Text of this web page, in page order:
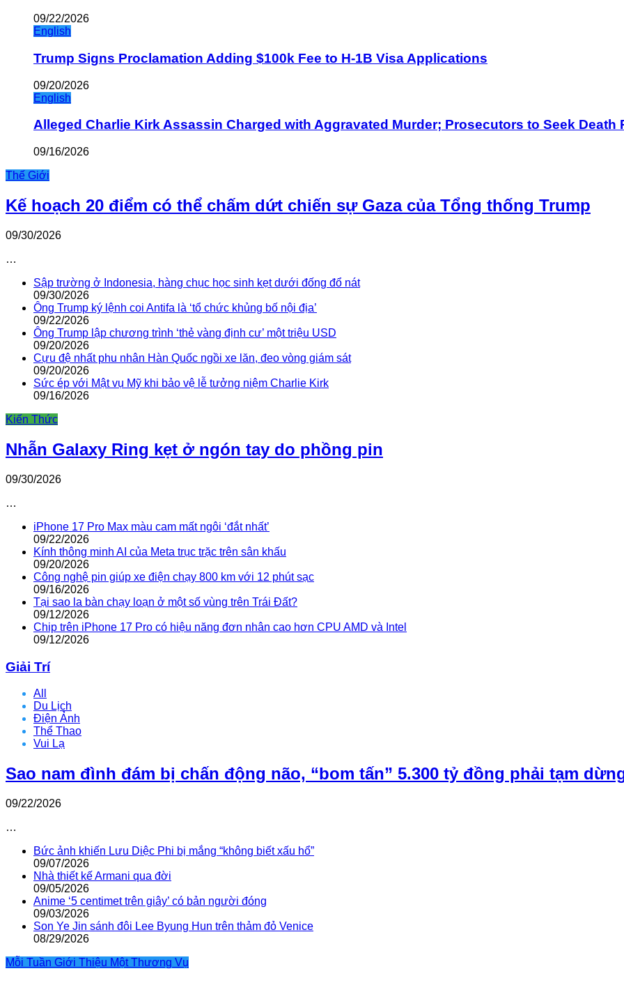
09/22/2026
English
Trump Signs Proclamation Adding $100k Fee to H-1B Visa Applications
09/20/2026
English
Alleged Charlie Kirk Assassin Charged with Aggravated Murder; Prosecutors to Seek Death
09/16/2026
Thế Giới
Kế hoạch 20 điểm có thể chấm dứt chiến sự Gaza của Tổng thống Trump
09/30/2026
…
Sập trường ở Indonesia, hàng chục học sinh kẹt dưới đống đổ nát
09/30/2026
Ông Trump ký lệnh coi Antifa là ‘tổ chức khủng bố nội địa’
09/22/2026
Ông Trump lập chương trình ‘thẻ vàng định cư’ một triệu USD
09/20/2026
Cựu đệ nhất phu nhân Hàn Quốc ngồi xe lăn, đeo vòng giám sát
09/20/2026
Sức ép với Mật vụ Mỹ khi bảo vệ lễ tưởng niệm Charlie Kirk
09/16/2026
Kiến Thức
Nhẫn Galaxy Ring kẹt ở ngón tay do phồng pin
09/30/2026
…
iPhone 17 Pro Max màu cam mất ngôi ‘đắt nhất’
09/22/2026
Kính thông minh AI của Meta trục trặc trên sân khấu
09/20/2026
Công nghệ pin giúp xe điện chạy 800 km với 12 phút sạc
09/16/2026
Tại sao la bàn chạy loạn ở một số vùng trên Trái Đất?
09/12/2026
Chip trên iPhone 17 Pro có hiệu năng đơn nhân cao hơn CPU AMD và Intel
09/12/2026
Giải Trí
All
Du Lịch
Điện Ảnh
Thể Thao
Vui Lạ
Sao nam đình đám bị chấn động não, “bom tấn” 5.300 tỷ đồng phải tạm
09/22/2026
…
Bức ảnh khiến Lưu Diệc Phi bị mắng “không biết xấu hổ”
09/07/2026
Nhà thiết kế Armani qua đời
09/05/2026
Anime ‘5 centimet trên giây’ có bản người đóng
09/03/2026
Son Ye Jin sánh đôi Lee Byung Hun trên thảm đỏ Venice
08/29/2026
Mỗi Tuần Giới Thiệu Một Thương Vụ